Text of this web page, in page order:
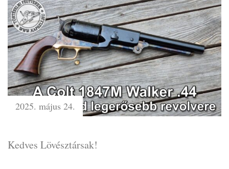
2025. május 24.
Kedves Lövésztársak!